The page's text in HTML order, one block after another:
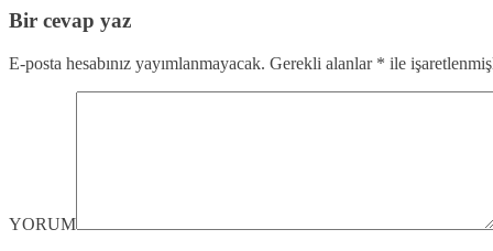
Bir cevap yaz
E-posta hesabınız yayımlanmayacak. Gerekli alanlar * ile
YORUM